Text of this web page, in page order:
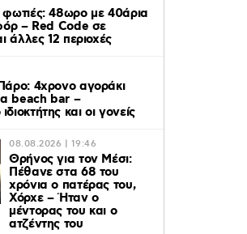
48ωρο με 40άρια
– Red Code σε
άλλες 12 περιοχές
4χρονο αγοράκι
beach bar –
και οι γονείς
08.08.2026 | 19:46
Θρήνος για τον Μέσι:
Πέθανε στα 68 του
χρόνια ο πατέρας του,
Χόρχε – Ήταν ο
μέντορας του και ο
ατζέντης του